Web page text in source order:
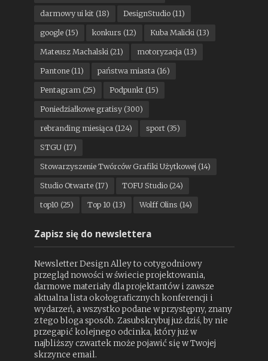
darmowy ui kit(18) DesignStudio(11)
google(15) konkurs (12) Kuba Malicki(13)
Mateusz Machalski(21) motoryzacja(13)
Pantone(11) państwa miasta(16)
Pentagram(25) Podpunkt(15)
Poniedziałkowe gratisy(300)
rebranding miesiąca(124) sport(35)
STGU(17)
Stowarzyszenie Twórców Grafiki Użytkowej (14)
Studio Otwarte(17) TOFU Studio(24)
top10 (25) Top 10 (13) Wolff Olins (14)
Zapisz się do newslettera
Newsletter Design Alley to cotygodniowy
przegląd nowości w świecie projektowania,
darmowe materiały dla projektantów i zawsze
aktualna lista okołograficznych konferencji i
wydarzeń, a wszystko podane w przystępny, znany
z tego bloga sposób. Zasubskrybuj już dziś, by nie
przegapić kolejnego odcinka, który już w
najbliższy czwartek może pojawić się w Twojej
skrzynce email.